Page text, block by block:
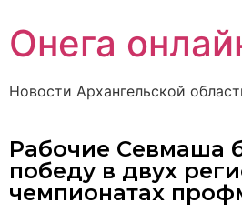
Онега
Новости Архангельской
Рабочие Севмаша
победу в двух
чемпионатах